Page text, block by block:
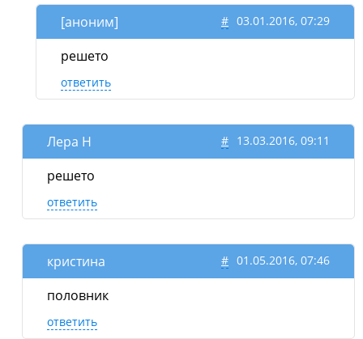
[аноним] 03.01.2016, 07:29
#
решето
ответить
Лера Н 13.03.2016, 09:11
#
решето
ответить
кристина 01.05.2016, 07:46
#
половник
ответить